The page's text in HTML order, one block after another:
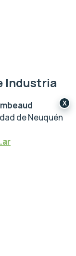
Industria
de Neuquén
X